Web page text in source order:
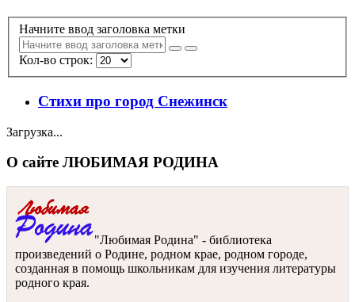
Начните ввод заголовка метки
Кол-во строк:
Стихи про город Снежинск
Загрузка...
О сайте ЛЮБИМАЯ РОДИНА
"Любимая Родина" - библиотека
произведений о Родине, родном крае, родном городе,
созданная в помощь школьникам для изучения литературы
родного края.